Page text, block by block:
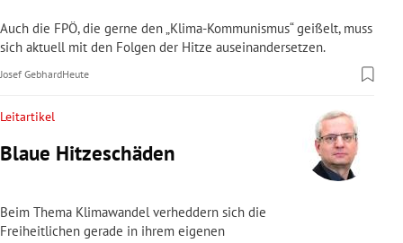
Auch die FPÖ, die gerne den „Klima-Kommunismus“ geißelt, muss
sich aktuell mit den Folgen der Hitze auseinandersetzen.
Josef GebhardHeute
Leitartikel
Blaue Hitzeschäden
Beim Thema Klimawandel verheddern sich die
Freiheitlichen gerade in ihrem eigenen